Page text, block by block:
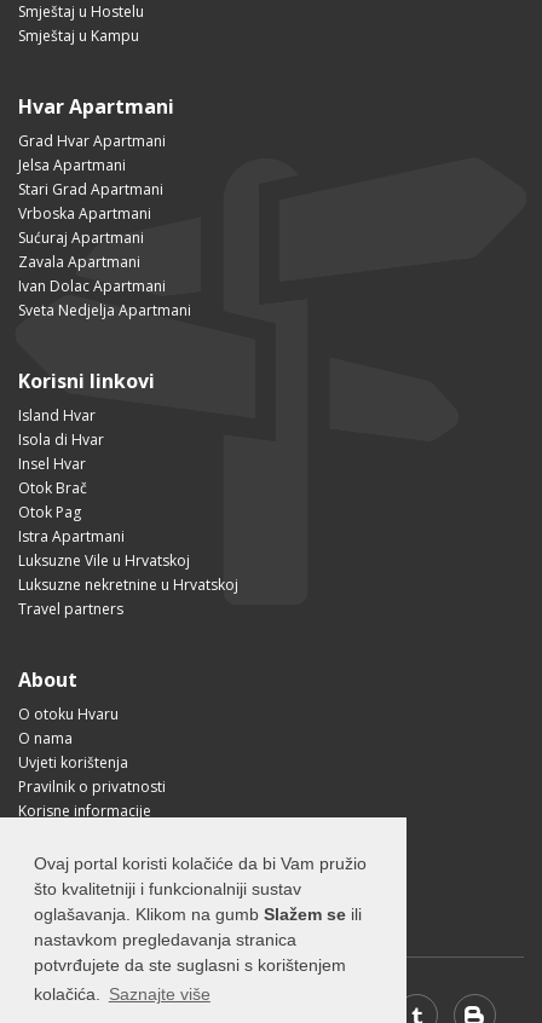
Ovaj portal koristi kolačiće da bi Vam pružio
što kvalitetniji i funkcionalniji sustav
oglašavanja. Klikom na gumb Slažem se ili
nastavkom pregledavanja stranica
potvrđujete da ste suglasni s korištenjem
kolačića.
Saznajte više
Smještaj u Hostelu
Smještaj u Kampu
Hvar Apartmani
Grad Hvar Apartmani
Jelsa Apartmani
Stari Grad Apartmani
Vrboska Apartmani
Sućuraj Apartmani
Zavala Apartmani
Ivan Dolac Apartmani
Sveta Nedjelja Apartmani
Korisni linkovi
Island Hvar
Isola di Hvar
Insel Hvar
Otok Brač
Otok Pag
Istra Apartmani
Luksuzne Vile u Hrvatskoj
Luksuzne nekretnine u Hrvatskoj
Travel partners
About
O otoku Hvaru
O nama
Uvjeti korištenja
Pravilnik o privatnosti
Korisne informacije
Free Mobile App
Visit Croatia